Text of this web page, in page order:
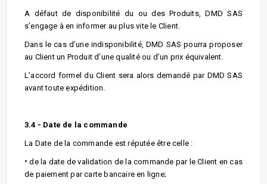
A défaut de disponibilité du ou des Produits, DMD SAS
s’engage à en informer au plus vite le Client.
Dans le cas d’une indisponibilité, DMD SAS pourra proposer
au Client un Produit d’une qualité ou d’un prix équivalent.
L’accord formel du Client sera alors demandé par DMD SAS
avant toute expédition.
3.4 - Date de la commande
La Date de la commande est réputée être celle :
•de la date de validation de la commande par le Client en cas
de paiement par carte bancaire en ligne;